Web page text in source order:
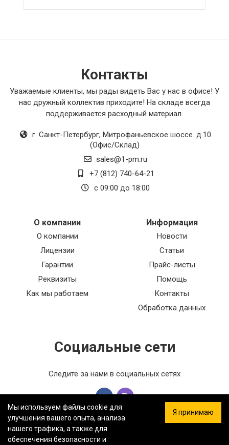
Контакты
Уважаемые клиенты, мы рады видеть Вас у нас в офисе! У
нас дружный коллектив приходите! На складе всегда
поддерживается расходный материал.
г. Санкт-Петербург, Митрофаньевское шоссе. д.10
(Офис/Склад)
sales@1-pm.ru
+7 (812) 740-64-21
с 09:00 до 18:00
О компании
О компании
Лицензии
Гарантии
Реквизиты
Как мы работаем
Информация
Новости
Статьи
Прайс-листы
Помощь
Контакты
Обработка данных
Социальные сети
Следите за нами в социальных сетях
Мы используем файлы cookie для
улучшения вашего опыта, анализа
нашего трафика, а также для
обеспечения безопасности и
Я принимаю